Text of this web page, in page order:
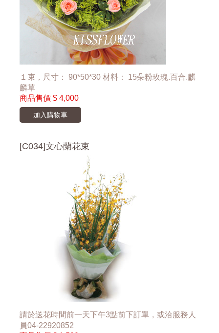
１束，尺寸： 90*50*30 材料： 15朵粉玫瑰.百合.麒
麟草
商品售價 $ 4,000
加入購物車
[C034]文心蘭花束
請於送花時間前一天下午3點前下訂單，或洽服務人
員04-22920852